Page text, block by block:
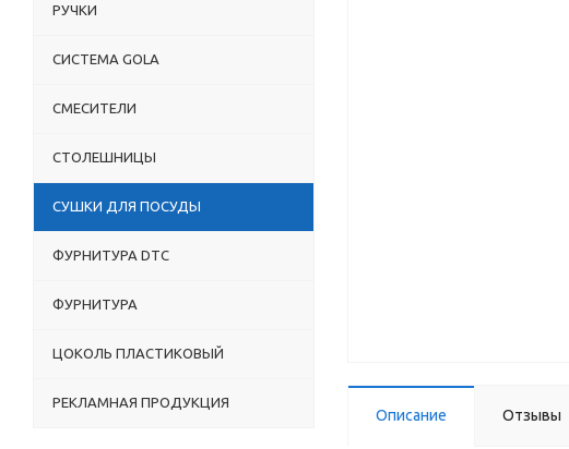
Описание Отзывы
РУЧКИ
СИСТЕМА GOLA
СМЕСИТЕЛИ
СТОЛЕШНИЦЫ
СУШКИ ДЛЯ ПОСУДЫ
ФУРНИТУРА DTC
ФУРНИТУРА
ЦОКОЛЬ ПЛАСТИКОВЫЙ
РЕКЛАМНАЯ ПРОДУКЦИЯ